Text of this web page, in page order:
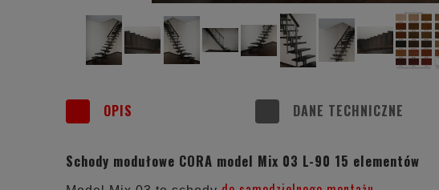
OPIS DANE TECHNICZNE
Schody modułowe CORA model Mix 03 L-90 15 elementów